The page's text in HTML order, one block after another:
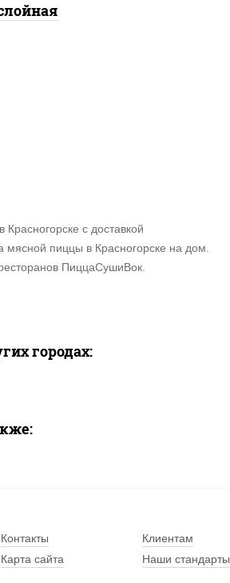
с доставкой
мясной пиццы в Красногорске на дом.
ПиццаСушиВок.
городах:
Контакты Клиентам
Карта сайта Наши стандарты